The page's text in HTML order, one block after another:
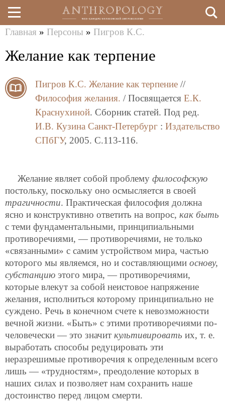
Перейти
к
здесь
Главная » Персоны » Пигров К.С.
Желание как терпение
Пигров К.С. Желание как терпение //
Философия желания. / Посвящается Е.К.
Краснухиной. Сборник статей. Под ред.
И.В. Кузина Санкт-Петербург : Издательство
СПбГУ, 2005. C.113-116.
Желание являет собой проблему философскую
постольку, поскольку оно осмысляется в своей
трагичности. Практическая философия должна
ясно и конструктивно ответить на вопрос, как быть
с теми фундаментальными, принципиальными
противоречиями, — противоречиями, не только
«связанными» с самим устройством мира, частью
которого мы являемся, но и составляющими основу,
субстанцию этого мира, — противоречиями,
которые влекут за собой неистовое напряжение
желания, исполниться которому принципиально не
суждено. Речь в конечном счете к невозможности
вечной жизни. «Быть» с этими противоречиями по-
человечески — это значит культивировать их, т. е.
выработать способы редуцировать эти
неразрешимые противоречия к определенным всего
лишь — «трудностям», преодоление которых в
наших силах и позволяет нам сохранить наше
достоинство перед лицом смерти.